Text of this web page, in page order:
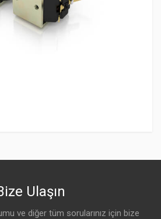
Ulaşın
ve diğer tüm sorularınız için bize